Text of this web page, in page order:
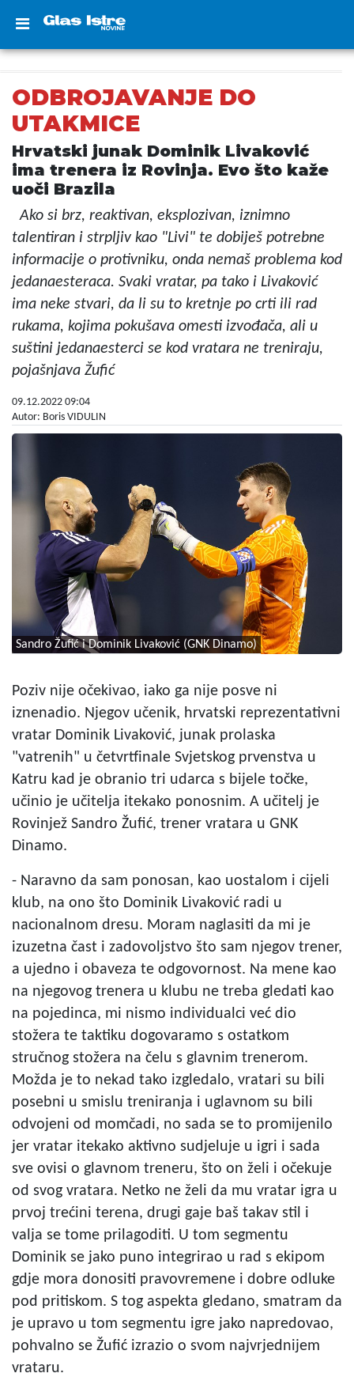
ODBROJAVANJE DO
UTAKMICE
Hrvatski junak Dominik Livaković
ima trenera iz Rovinja. Evo što kaže
uoči Brazila
Ako si brz, reaktivan, eksplozivan, iznimno
talentiran i strpljiv kao "Livi" te dobiješ potrebne
informacije o protivniku, onda nemaš problema kod
jedanaesteraca. Svaki vratar, pa tako i Livaković
ima neke stvari, da li su to kretnje po crti ili rad
rukama, kojima pokušava omesti izvođača, ali u
suštini jedanaesterci se kod vratara ne treniraju,
pojašnjava Žufić
09.12.2022 09:04
Autor: Boris VIDULIN
Sandro Žufić i Dominik Livaković (GNK Dinamo)
Poziv nije očekivao, iako ga nije posve ni
iznenadio. Njegov učenik, hrvatski reprezentativni
vratar Dominik Livaković, junak prolaska
"vatrenih" u četvrtfinale Svjetskog prvenstva u
Katru kad je obranio tri udarca s bijele točke,
učinio je učitelja itekako ponosnim. A učitelj je
Rovinjež Sandro Žufić, trener vratara u GNK
Dinamo.
- Naravno da sam ponosan, kao uostalom i cijeli
klub, na ono što Dominik Livaković radi u
nacionalnom dresu. Moram naglasiti da mi je
izuzetna čast i zadovoljstvo što sam njegov trener,
a ujedno i obaveza te odgovornost. Na mene kao
na njegovog trenera u klubu ne treba gledati kao
na pojedinca, mi nismo individualci već dio
stožera te taktiku dogovaramo s ostatkom
stručnog stožera na čelu s glavnim trenerom.
Možda je to nekad tako izgledalo, vratari su bili
posebni u smislu treniranja i uglavnom su bili
odvojeni od momčadi, no sada se to promijenilo
jer vratar itekako aktivno sudjeluje u igri i sada
sve ovisi o glavnom treneru, što on želi i očekuje
od svog vratara. Netko ne želi da mu vratar igra u
prvoj trećini terena, drugi gaje baš takav stil i
valja se tome prilagoditi. U tom segmentu
Dominik se jako puno integrirao u rad s ekipom
gdje mora donositi pravovremene i dobre odluke
pod pritiskom. S tog aspekta gledano, smatram da
je upravo u tom segmentu igre jako napredovao,
pohvalno se Žufić izrazio o svom najvrjednijem
vrataru.